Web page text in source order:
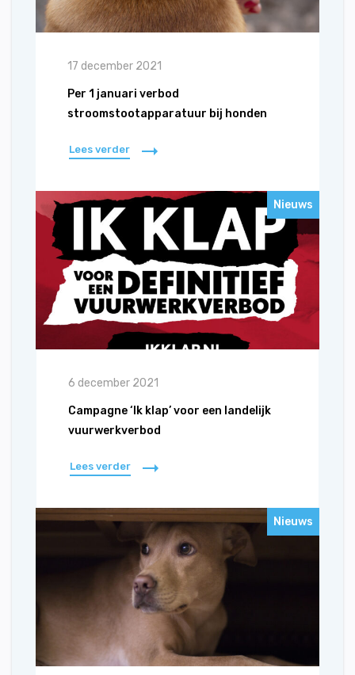
17 december 2021
Per 1 januari verbod
stroomstootapparatuur bij honden
Lees verder
Nieuws
6 december 2021
Campagne ‘Ik klap’ voor een landelijk
vuurwerkverbod
Lees verder
Nieuws